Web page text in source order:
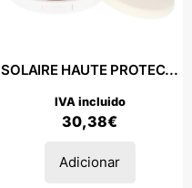
SOLAIRE HAUTE PROTEC...
30,38€
IVA incluido
Adicionar